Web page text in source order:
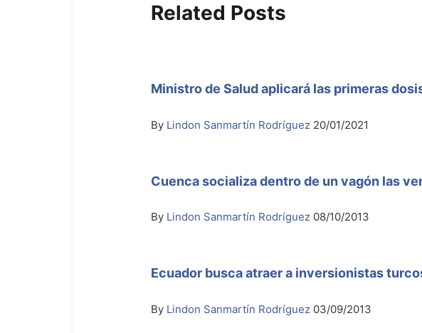
Related Posts
Ministro de Salud aplicará las primeras
By Lindon Sanmartín Rodríguez 20/01/2021
Cuenca socializa dentro de un vagón las
By Lindon Sanmartín Rodríguez 08/10/2013
Ecuador busca atraer a inversionistas
By Lindon Sanmartín Rodríguez 03/09/2013